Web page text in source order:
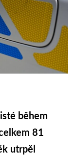
během
81
utrpěl